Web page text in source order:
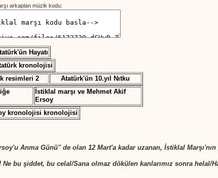
arkaplan müzik kodu:
Hayatı
kronolojisi
resimleri 2
Atatürk'ün 10.yıl Nıtku
İstiklal marşı ve Mehmet Akif
Ersoy
kronolojisi kronolojisi
Anma Günü'' de olan 12 Mart'a kadar uzanan, İstiklal Marşı'nın
bu şiddet, bu celal/Sana olmaz dökülen kanlarımız sonra helal/